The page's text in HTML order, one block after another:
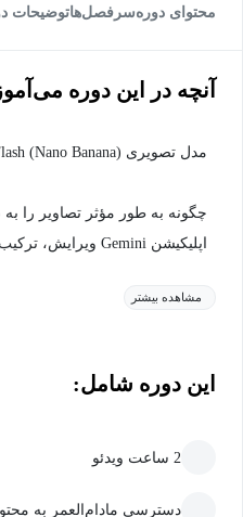
محتوای دورهسرفصل‌هاتوضیحات
آنچه در این دوره
مدل تصویری Gemini 2.5 Flash (Nano Banana) چیست؟
چگونه به طور مؤثر تصاویر را
اپلیکیشن Gemini ویرایش، ترکیب و تغییر دهیم؟
مشاهده بیشتر
این دوره شامل:
2 ساعت ویدئو
دسترسی مادام‌العمر به